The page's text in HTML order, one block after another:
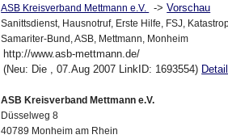
ASB Kreisverband Mettmann e.V. ->Vorschau
Sanittsdienst, Hausnotruf, Erste Hilfe, FSJ,
Samariter-Bund, ASB, Mettmann, Monheim
http://www.asb-mettmann.de/
(Neu: Die , 07.Aug 2007 LinkID: 1693554) Detail
ASB Kreisverband Mettmann e.V.
Düsselweg 8
40789 Monheim am Rhein